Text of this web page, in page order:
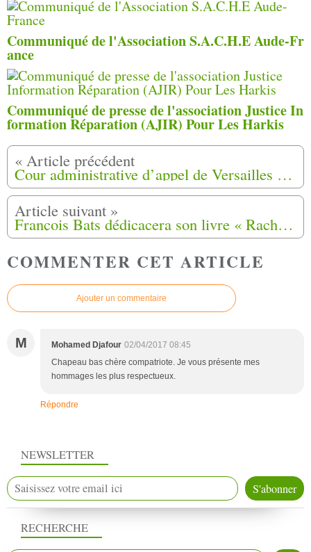
Communiqué de l'Association S.A.C.H.E Aude-Fr
ance
Communiqué de presse de l'association Justice In
formation Réparation (AJIR) Pour Les Harkis
Cour administrative d’appel de Versailles - lecture du 14 mars 2017
François Bats dédicacera son livre « Rachid » le dimanche 09 Avril 2017 lors du couscous-spectacle à Périgueux
COMMENTER CET ARTICLE
Ajouter un commentaire
M Mohamed Djafour 02/04/2017 08:45
Chapeau bas chère compatriote. Je vous présente mes
hommages les plus respectueux.
Répondre
NEWSLETTER
RECHERCHE